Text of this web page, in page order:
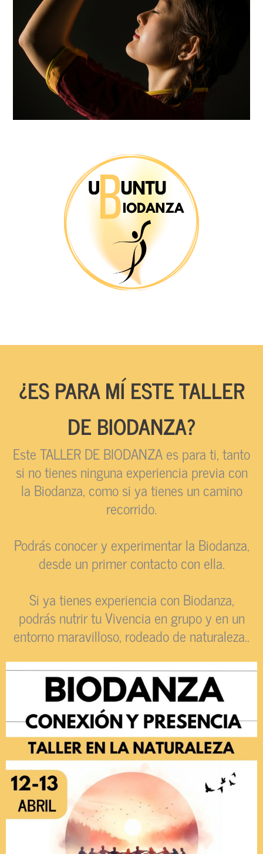
¿ES PARA MÍ ESTE TALLER
DE BIODANZA?
Este TALLER DE BIODANZA es para ti, tanto
si no tienes ninguna experiencia previa con
la Biodanza, como si ya tienes un camino
recorrido.
Podrás conocer y experimentar la Biodanza,
desde un primer contacto con ella.
Si ya tienes experiencia con Biodanza,
podrás nutrir tu Vivencia en grupo y en un
entorno maravilloso, rodeado de naturaleza..